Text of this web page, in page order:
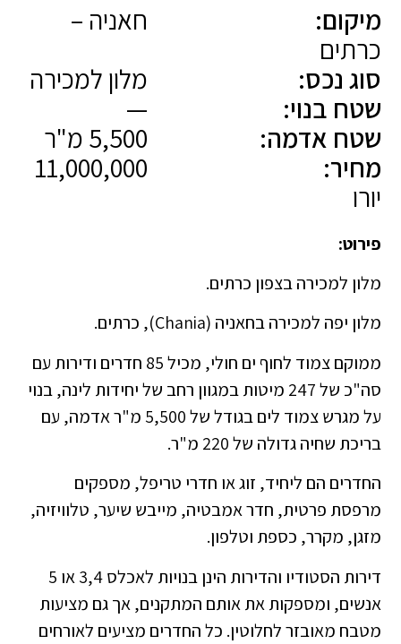
מיקום:
חאניה –
כרתים
סוג נכס:
מלון למכירה
שטח בנוי:
—
שטח אדמה:
מחיר:
11,000,000
יורו
פירוט:
מלון למכירה בצפון כרתים.
מלון יפה למכירה בחאניה (Chania), כרתים.
ממוקם צמוד לחוף ים חולי, מכיל 85 חדרים ודירות עם
סה"כ של 247 מיטות במגוון רחב של יחידות לינה, בנוי
על מגרש צמוד לים בגודל של 5,500 מ"ר אדמה, עם
בריכת שחיה גדולה של 220 מ"ר.
החדרים הם ליחיד, זוג או חדרי טריפל, מספקים
מרפסת פרטית, חדר אמבטיה, מייבש שיער, טלוויזיה,
מזגן, מקרר, כספת וטלפון.
דירות הסטודיו והדירות הינן בנויות לאכלס 3,4 או 5
אנשים, ומספקות את אותם המתקנים, אך גם מציעות
מטבח מאובזר לחלוטין. כל החדרים מציעים לאורחים